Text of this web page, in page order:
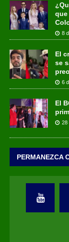
que
8
El
se
6
El
28
PERMANEZCA